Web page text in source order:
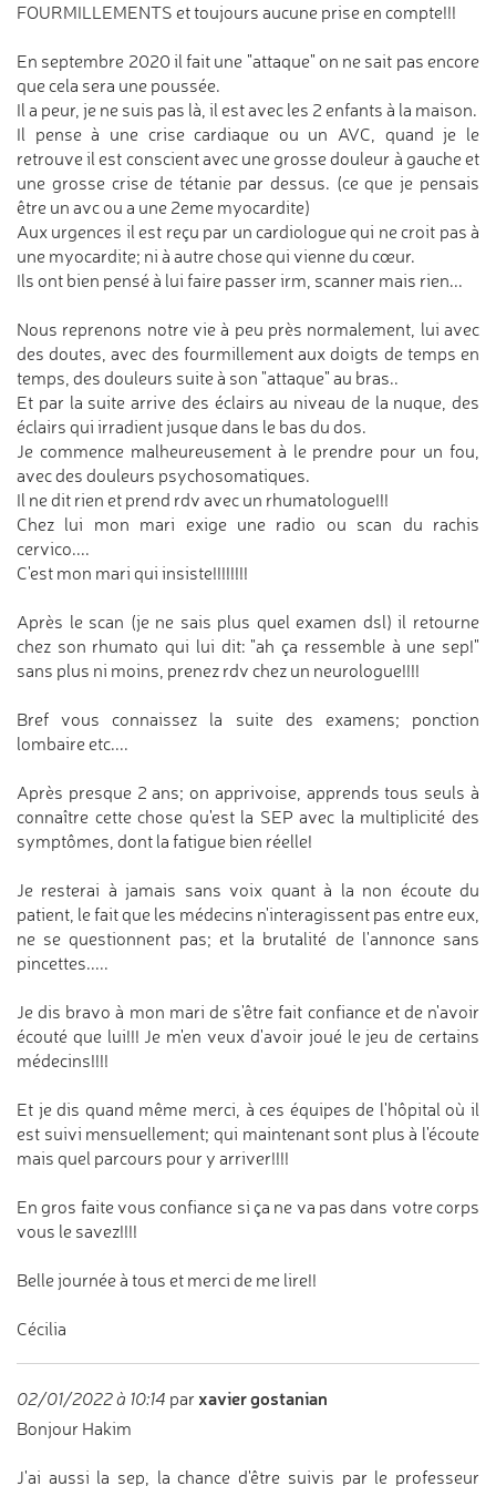
FOURMILLEMENTS et toujours aucune prise en compte!!!
En septembre 2020 il fait une "attaque" on ne sait pas encore
que cela sera une poussée.
Il a peur, je ne suis pas là, il est avec les 2 enfants à la maison.
Il pense à une crise cardiaque ou un AVC, quand je le
retrouve il est conscient avec une grosse douleur à gauche et
une grosse crise de tétanie par dessus. (ce que je pensais
être un avc ou a une 2eme myocardite)
Aux urgences il est reçu par un cardiologue qui ne croit pas à
une myocardite; ni à autre chose qui vienne du cœur.
Ils ont bien pensé à lui faire passer irm, scanner mais rien...
Nous reprenons notre vie à peu près normalement, lui avec
des doutes, avec des fourmillement aux doigts de temps en
temps, des douleurs suite à son "attaque" au bras..
Et par la suite arrive des éclairs au niveau de la nuque, des
éclairs qui irradient jusque dans le bas du dos.
Je commence malheureusement à le prendre pour un fou,
avec des douleurs psychosomatiques.
Il ne dit rien et prend rdv avec un rhumatologue!!!
Chez lui mon mari exige une radio ou scan du rachis
cervico....
C'est mon mari qui insiste!!!!!!!!
Après le scan (je ne sais plus quel examen dsl) il retourne
chez son rhumato qui lui dit: "ah ça ressemble à une sep!"
sans plus ni moins, prenez rdv chez un neurologue!!!!
Bref vous connaissez la suite des examens; ponction
lombaire etc....
Après presque 2 ans; on apprivoise, apprends tous seuls à
connaître cette chose qu'est la SEP avec la multiplicité des
symptômes, dont la fatigue bien réelle!
Je resterai à jamais sans voix quant à la non écoute du
patient, le fait que les médecins n'interagissent pas entre eux,
ne se questionnent pas; et la brutalité de l'annonce sans
pincettes.....
Je dis bravo à mon mari de s'être fait confiance et de n'avoir
écouté que lui!!! Je m'en veux d'avoir joué le jeu de certains
médecins!!!!
Et je dis quand même merci, à ces équipes de l'hôpital où il
est suivi mensuellement; qui maintenant sont plus à l'écoute
mais quel parcours pour y arriver!!!!
En gros faite vous confiance si ça ne va pas dans votre corps
vous le savez!!!!
Belle journée à tous et merci de me lire!!
Cécilia
02/01/2022 à 10:14 par xavier gostanian
Bonjour Hakim
J'ai aussi la sep, la chance d'être suivis par le professeur